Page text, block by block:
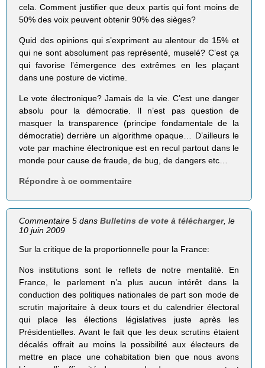
cela. Comment justifier que deux partis qui font moins de
50% des voix peuvent obtenir 90% des sièges?
Quid des opinions qui s’expriment au alentour de 15% et
qui ne sont absolument pas représenté, muselé? C’est ça
qui favorise l’émergence des extrêmes en les plaçant
dans une posture de victime.
Le vote électronique? Jamais de la vie. C’est une danger
absolu pour la démocratie. Il n’est pas question de
masquer la transparence (principe fondamentale de la
démocratie) derrière un algorithme opaque… D’ailleurs le
vote par machine électronique est en recul partout dans le
monde pour cause de fraude, de bug, de dangers etc…
Répondre à ce commentaire
Commentaire 5 dansBulletins de vote à télécharger, le
10 juin 2009
Sur la critique de la proportionnelle pour la France:
Nos institutions sont le reflets de notre mentalité. En
France, le parlement n’a plus aucun intérêt dans la
conduction des politiques nationales de part son mode de
scrutin majoritaire à deux tours et du calendrier électoral
qui place les élections législatives juste après les
Présidentielles. Avant le fait que les deux scrutins étaient
décalés offrait au moins la possibilité aux électeurs de
mettre en place une cohabitation bien que nous avons